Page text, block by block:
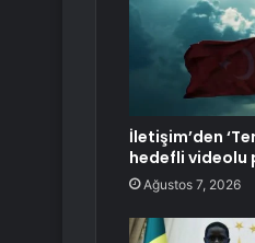
İletişim’den
hedefli videolu
Ağustos 7, 2026